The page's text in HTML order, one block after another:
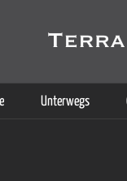
Unterwegs
Durch die